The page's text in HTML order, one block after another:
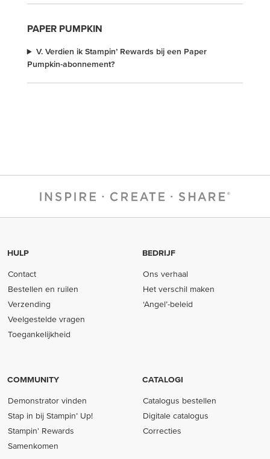
PAPER PUMPKIN
V. Verdien ik Stampin’ Rewards bij een Paper
Pumpkin-abonnement?
HULP
Contact
Bestellen en ruilen
Verzending
Veelgestelde vragen
Toegankelijkheid
BEDRIJF
Ons verhaal
Het verschil maken
‘Angel’-beleid
COMMUNITY
Demonstrator vinden
Stap in bij Stampin’ Up!
Stampin' Rewards
Samenkomen
CATALOGI
Catalogus bestellen
Digitale catalogus
Correcties